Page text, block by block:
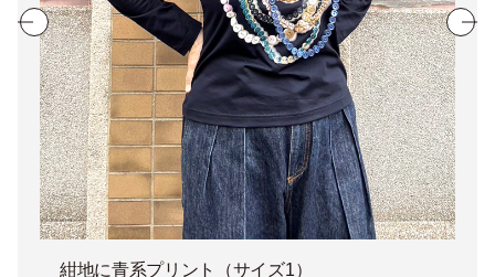
紺地に青系プリント（サイズ1）